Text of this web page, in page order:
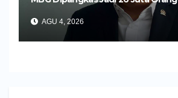
AGU 4, 2026